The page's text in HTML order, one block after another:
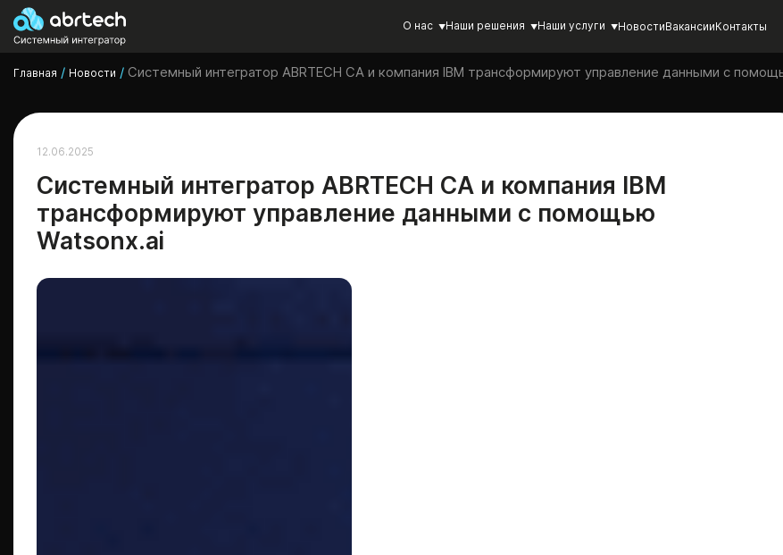
О нас Наши решения Наши услуги НовостиВакансииКонтакты
Главная / Новости / Системный интегратор ABRTECH CA и компания IBM трансформируют управление данными с
12.06.2025
Системный интегратор ABRTECH CA и компания IBM
трансформируют управление данными с помощью
Watsonx.ai